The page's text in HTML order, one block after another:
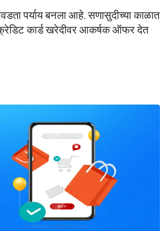
पर्याय बनला आहे. सणासुदीच्या काळात
कार्ड खरेदीवर आकर्षक ऑफर देत